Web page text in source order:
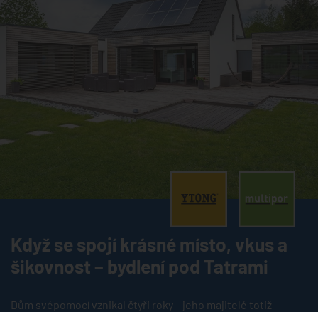
Když se spojí krásné místo, vkus a
šikovnost – bydlení pod Tatrami
Dům svépomocí vznikal čtyři roky – jeho majitelé totiž